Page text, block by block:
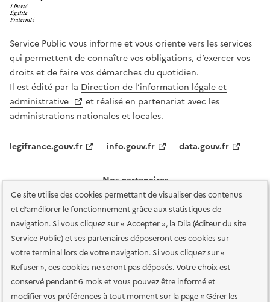
Ce site utilise des cookies permettant de visualiser des contenus
et d'améliorer le fonctionnement grâce aux statistiques de
navigation. Si vous cliquez sur « Accepter », la Dila (éditeur du site
Service Public) et ses partenaires déposeront ces cookies sur
votre terminal lors de votre navigation. Si vous cliquez sur «
Refuser », ces cookies ne seront pas déposés. Votre choix est
conservé pendant 6 mois et vous pouvez être informé et
modifier vos préférences à tout moment sur la page « Gérer les
Service Public vous informe et vous oriente vers les services
qui permettent de connaître vos obligations, d’exercer vos
droits et de faire vos démarches du quotidien.
Il est édité par la Direction de l’information légale et
administrative
et réalisé en partenariat avec les
administrations nationales et locales.
legifrance.gouv.fr info.gouv.fr data.gouv.fr
Nos partenaires
Plan du site Accessibilité : totalement conforme
Accessibilité des
services en ligne Mentions légales Données personnelles et sécurité